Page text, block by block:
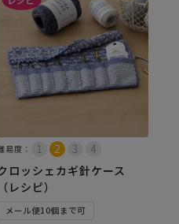
易度：
ロッシェカギ針ケース
（レシピ）
メール便10個まで可